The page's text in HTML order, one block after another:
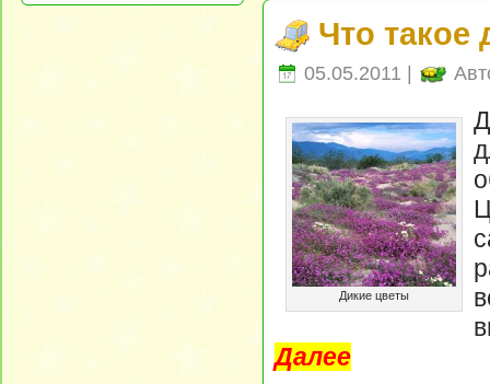
Что такое
05.05.2011 |
Дикие цветы
Далее